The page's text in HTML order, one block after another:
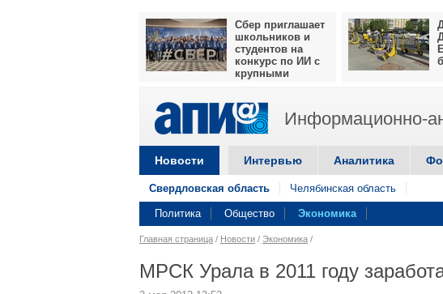
Сбер приглашает
школьников и
студентов на
конкурс по ИИ с
крупными
Информационно-
Новости Интервью Аналитика
Свердловская область Челябинская область
Политика Общество Экономика
Главная страница / Новости / Экономика /
МРСК Урала в 2011 году